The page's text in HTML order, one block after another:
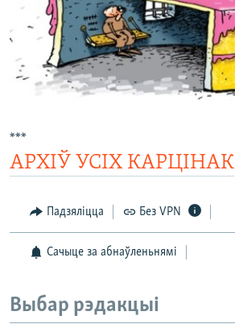
КУЛЬТУРА
КАЛЯНДАР
МОВА
НА ХВАЛЯХ СВАБОДЫ
***
АРХІЎ УСІХ КАРЦІНАК
Падзяліцца Без VPN
Сачыце за абнаўленьнямі
Выбар рэдакцыі